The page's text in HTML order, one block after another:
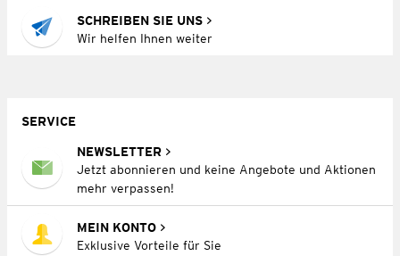
SCHREIBEN SIE UNS
Wir helfen Ihnen weiter
SERVICE
NEWSLETTER
Jetzt abonnieren und keine Angebote und Aktionen
mehr verpassen!
MEIN KONTO
Exklusive Vorteile für Sie